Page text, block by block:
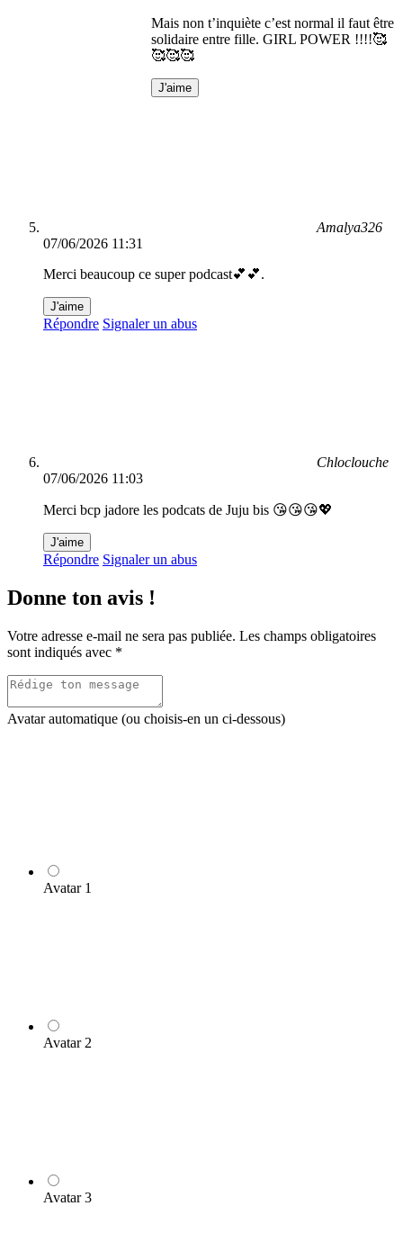
Mais non t’inquiète c’est normal il faut être
solidaire entre fille. GIRL POWER !!!!🥰
🥰🥰🥰
J'aime
Amalya326
07/06/2026 11:31
Merci beaucoup ce super podcast💕💕.
J'aime
Répondre Signaler un abus
Chloclouche
07/06/2026 11:03
Merci bcp jadore les podcats de Juju bis 😘😘😘💖
J'aime
Répondre Signaler un abus
Donne ton avis !
Votre adresse e-mail ne sera pas publiée. Les champs obligatoires
sont indiqués avec *
Avatar automatique (ou choisis-en un ci-dessous)
Avatar 1
Avatar 2
Avatar 3